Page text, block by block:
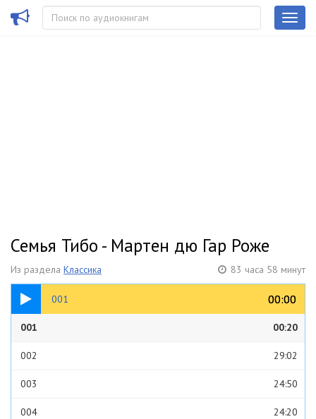
Семья Тибо - Мартен дю Гар Роже
Из раздела Классика 83 часа 58 минут
001 00:00
00:00
00:20
001 00:20
002 29:02
003 24:50
004 24:20